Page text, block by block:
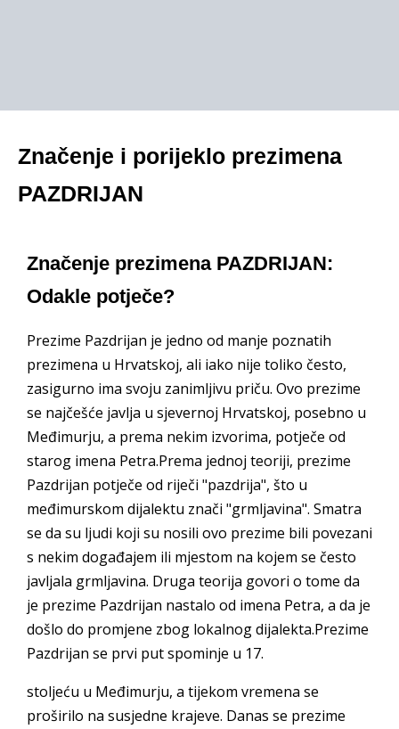
Značenje i porijeklo prezimena
PAZDRIJAN
Značenje prezimena PAZDRIJAN:
Odakle potječe?
Prezime Pazdrijan je jedno od manje poznatih
prezimena u Hrvatskoj, ali iako nije toliko često,
zasigurno ima svoju zanimljivu priču. Ovo prezime
se najčešće javlja u sjevernoj Hrvatskoj, posebno u
Međimurju, a prema nekim izvorima, potječe od
starog imena Petra.Prema jednoj teoriji, prezime
Pazdrijan potječe od riječi "pazdrija", što u
međimurskom dijalektu znači "grmljavina". Smatra
se da su ljudi koji su nosili ovo prezime bili povezani
s nekim događajem ili mjestom na kojem se često
javljala grmljavina. Druga teorija govori o tome da
je prezime Pazdrijan nastalo od imena Petra, a da je
došlo do promjene zbog lokalnog dijalekta.Prezime
Pazdrijan se prvi put spominje u 17.
stoljeću u Međimurju, a tijekom vremena se
proširilo na susjedne krajeve. Danas se prezime